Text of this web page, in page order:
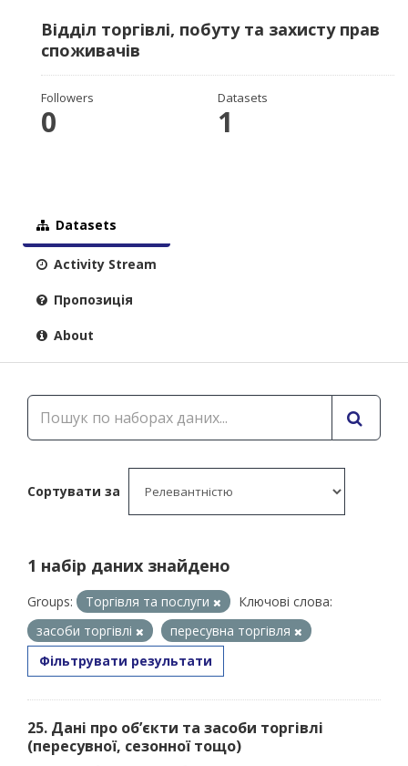
Відділ торгівлі, побуту та захисту прав
споживачів
Followers
0
Datasets
1
Datasets
Activity Stream
Пропозиція
About
Сортувати за
1 набір даних знайдено
Groups: Торгівля та послуги
Ключові слова:
засоби торгівлі
пересувна торгівля
Фільтрувати результати
25. Дані про об’єкти та засоби торгівлі
(пересувної, сезонної тощо)